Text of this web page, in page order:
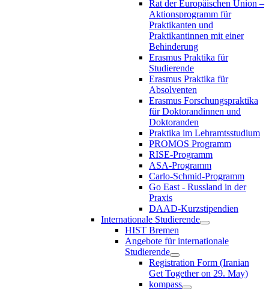
Rat der Europäischen Union –
Aktionsprogramm für
Praktikanten und
Praktikantinnen mit einer
Behinderung
Erasmus Praktika für
Studierende
Erasmus Praktika für
Absolventen
Erasmus Forschungspraktika
für Doktorandinnen und
Doktoranden
Praktika im Lehramtsstudium
PROMOS Programm
RISE-Programm
ASA-Programm
Carlo-Schmid-Programm
Go East - Russland in der
Praxis
DAAD-Kurzstipendien
Internationale Studierende
HIST Bremen
Angebote für internationale
Studierende
Registration Form (Iranian
Get Together on 29. May)
kompass